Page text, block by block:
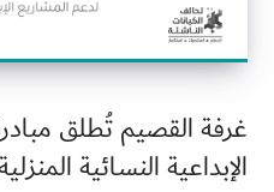
غرفة القصيم تُطلق
الإبداعية النسائية